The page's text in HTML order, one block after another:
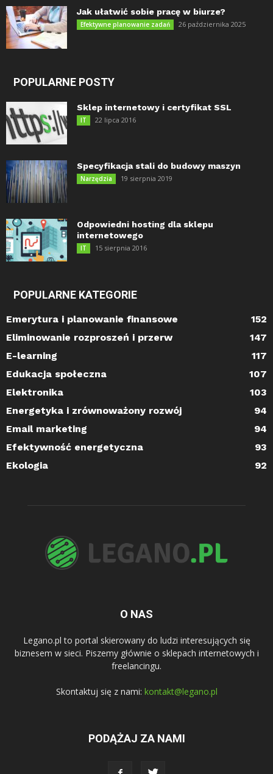
Jak ułatwić sobie pracę w biurze?
Efektywne planowanie zadań 26 października 2025
POPULARNE POSTY
Sklep internetowy i certyfikat SSL
IT 22 lipca 2016
Specyfikacja stali do budowy maszyn
Narzędzia 19 sierpnia 2019
Odpowiedni hosting dla sklepu
internetowego
IT 15 sierpnia 2016
POPULARNE KATEGORIE
Emerytura i planowanie finansowe
152
Eliminowanie rozproszeń i przerw
147
E-learning
117
Edukacja społeczna
107
Elektronika
103
Energetyka i zrównoważony rozwój
94
Email marketing
94
Efektywność energetyczna
93
Ekologia
92
O NAS
Legano.pl to portal skierowany do ludzi interesujących się
biznesem w sieci. Piszemy głównie o sklepach internetowych i
freelancingu.
Skontaktuj się z nami: kontakt@legano.pl
PODĄŻAJ ZA NAMI